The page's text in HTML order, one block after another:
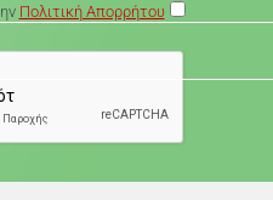
Πολιτική Απορρήτου